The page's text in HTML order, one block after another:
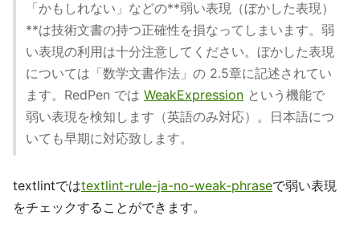
「かもしれない」などの**弱い表現（ぼかした表現）
**は技術文書の持つ正確性を損なってしまいます。弱
い表現の利用は十分注意してください。ぼかした表現
については「数学文書作法」の 2.5章に記述されてい
ます。RedPen では WeakExpression という機能で
弱い表現を検知します（英語のみ対応）。日本語につ
いても早期に対応致します。
textlintではtextlint-rule-ja-no-weak-phraseで弱い表現
をチェックすることができます。